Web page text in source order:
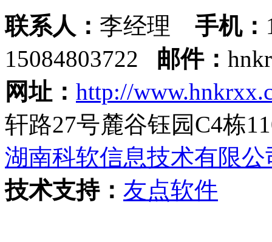
联系人： 李经理 手机：
15084803722 邮件：
网址： http://
轩路27号麓谷钰园C4栋
湖南科软信息技术有限公
技术支持： 友点软件